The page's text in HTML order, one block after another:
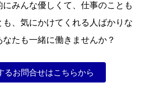
みんな優しくて、仕事のことも
、気にかけてくれる人ばかりな
たも一緒に働きませんか？
るお問合せはこちらから